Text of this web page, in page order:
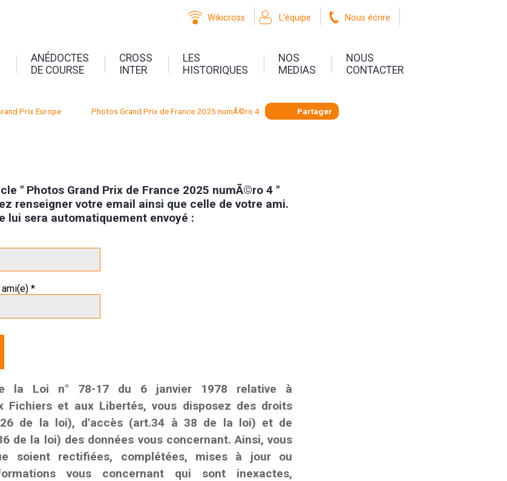
Wikicross L'équipe Nous écrire
ANÉDOCTES
DE COURSE
CROSS
INTER
LES
HISTORIQUES
NOS
MEDIAS
NOUS
CONTACTER
Prix Europe Photos Grand Prix de France 2025 numÃ©ro 4 Partager
" Photos Grand Prix de France 2025 numÃ©ro 4 "
renseigner votre email ainsi que celle de votre ami.
lui sera automatiquement envoyé :
*
la Loi n° 78-17 du 6 janvier 1978 relative à
Fichiers et aux Libertés, vous disposez des droits
26 de la loi), d'accès (art.34 à 38 de la loi) et de
de la loi) des données vous concernant. Ainsi, vous
soient rectifiées, complétées, mises à jour ou
vous concernant qui sont inexactes,